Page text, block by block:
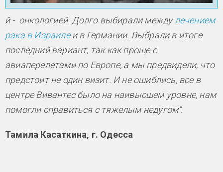
й - онкологией. Долго выбирали междулечением
рака в Израилеи в Германии. Выбрали в итоге
последний вариант, так как проще с
авиаперелетами по Европе, а мы предвидели, что
предстоит не один визит. И не ошиблись, все в
центре Вивантес было на наивысшем уровне, нам
помогли справиться с тяжелым недугом".
Тамила Касаткина, г. Одесса